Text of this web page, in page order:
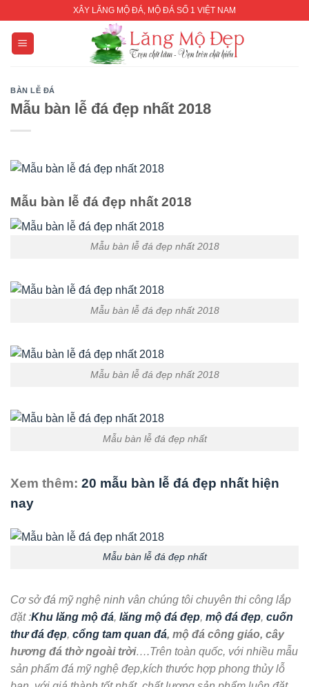
content
XÂY LĂNG MỘ ĐÁ, MỘ ĐÁ SỐ 1 VIỆT NAM
BÀN LỄ ĐÁ
Mẫu bàn lễ đá đẹp nhất 2018
Mẫu bàn lễ đá đẹp nhất 2018
Mẫu bàn lễ đá đẹp nhất 2018
Mẫu bàn lễ đá đẹp nhất 2018
Mẫu bàn lễ đá đẹp nhất 2018
Mẫu bàn lễ đá đẹp nhất
Xem thêm: 20 mẫu bàn lễ đá đẹp nhất hiện
nay
Mẫu bàn lễ đá đẹp nhất
Cơ sở đá mỹ nghệ ninh vân chúng tôi chuyên thi công lắp
đặt :Khu lăng mộ đá, lăng mộ đá đẹp, mộ đá đẹp, cuốn
thư đá đẹp, cổng tam quan đá, mộ đá công giáo, cây
hương đá thờ ngoài trời….Trên toàn quốc, với nhiều mẫu
sản phẩm đá mỹ nghệ đẹp,kích thước hợp phong thủy lỗ